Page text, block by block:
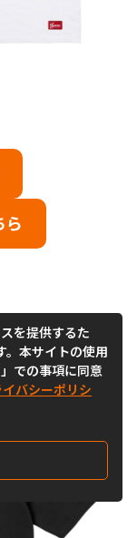
ら
を提供するた
本サイトの使用
での事項に同意
バシーポリシ